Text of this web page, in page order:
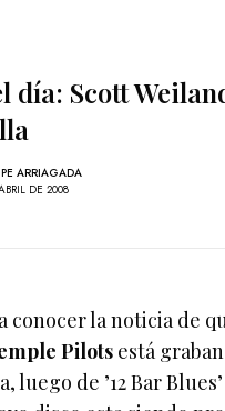
día: Scott
ARRIAGADA
DE 2008
conocer la noticia de
Pilots está
luego de ’12 Bar